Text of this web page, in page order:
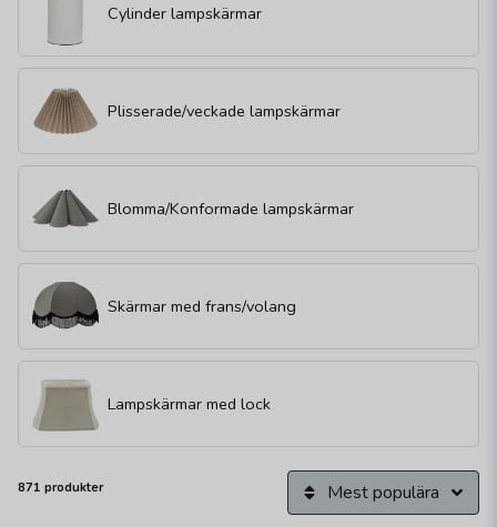
Cylinder lampskärmar
Plisserade/veckade lampskärmar
Blomma/Konformade lampskärmar
Skärmar med frans/volang
Lampskärmar med lock
871 produkter Mest populära